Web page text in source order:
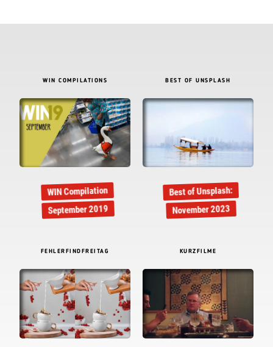
WIN COMPILATIONS
WIN Compilation
September 2019
BEST OF UNSPLASH
Best of Unsplash:
November 2023
FEHLERFINDFREITAG KURZFILME